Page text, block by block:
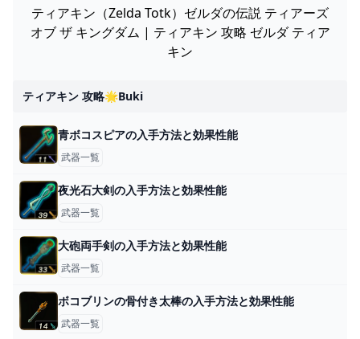
ティアキン（Zelda Totk）ゼルダの伝説 ティアーズ
オブ ザ キングダム | ティアキン 攻略 ゼルダ ティア
キン
ティアキン 攻略🌟buki
青ボコスピアの入手方法と効果性能
武器一覧
夜光石大剣の入手方法と効果性能
武器一覧
大砲両手剣の入手方法と効果性能
武器一覧
ボコブリンの骨付き太棒の入手方法と効果性能
武器一覧